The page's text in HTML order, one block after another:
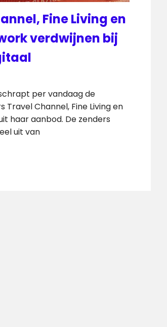
Fine Living en
verdwijnen bij
per vandaag de
Travel Channel, Fine Living en
haar aanbod. De zenders
uit van